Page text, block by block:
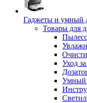
Гаджеты и умный
Товары для
Уход
Умный